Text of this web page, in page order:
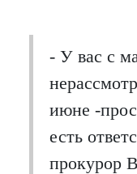
- У вас с
июне -
есть
прокурор